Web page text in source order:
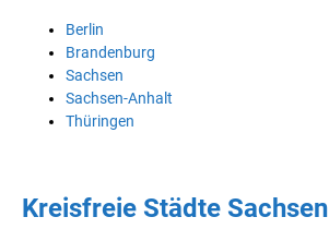
Berlin
Brandenburg
Sachsen
Sachsen-Anhalt
Thüringen
Kreisfreie Städte Sachsen